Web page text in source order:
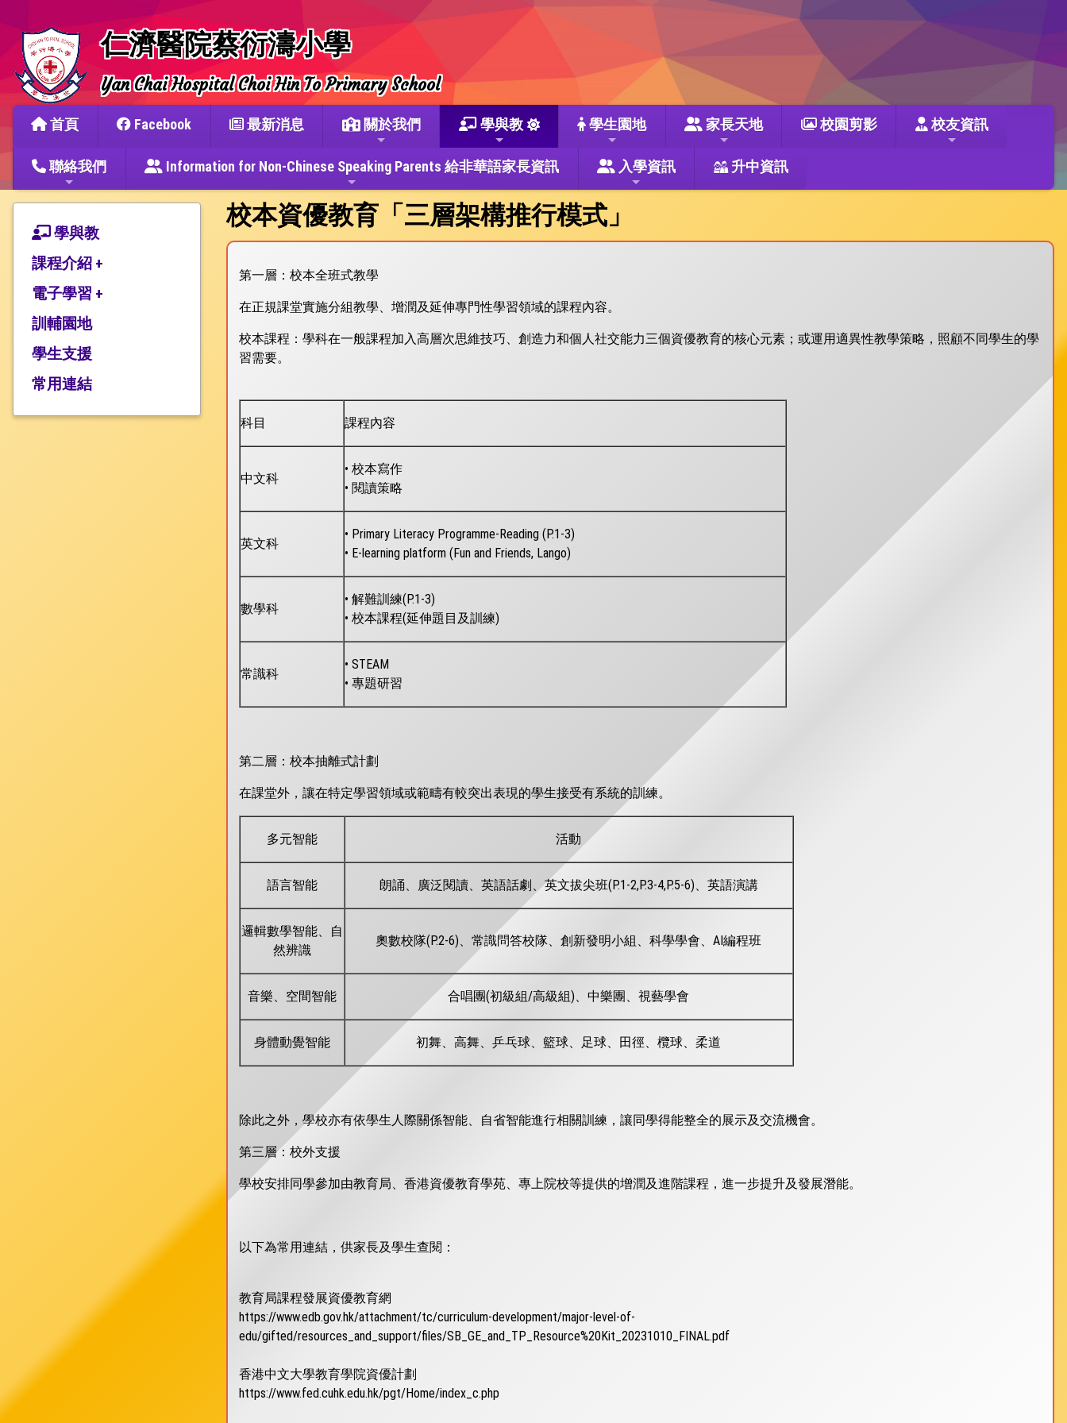
仁濟醫院蔡衍濤小學
Yan Chai Hospital Choi Hin To Primary School
首頁 Facebook 最新消息 關於我們 學與教 學生園地 家長天地 校園剪影 校友資訊
聯絡我們 Information for Non-Chinese Speaking Parents 給非華語家長資訊 入學資訊 升中資訊
學與教
課程介紹 +
本校特色
課程特色
課程發展
課程介紹 +
電子學習 +
電子課堂及活動
電子自學平台
可接受使用政策
訓輔園地
學生支援
常用連結
校本資優教育「三層架構推行模式」
第一層：校本全班式教學
在正規課堂實施分組教學、增潤及延伸專門性學習領域的課程內容。
校本課程：學科在一般課程加入高層次思維技巧、創造力和個人社交能力三個資優教育的核心元素；或運用適異性教學策略，照顧不同學生的學
習需要。
科目 課程內容
中文科
• 校本寫作
• 閱讀策略
英文科
• Primary Literacy Programme-Reading (P.1-3)
• E-learning platform (Fun and Friends, Lango)
數學科
• 解難訓練(P.1-3)
• 校本課程(延伸題目及訓練)
常識科
• STEAM
• 專題研習
第二層：校本抽離式計劃
在課堂外，讓在特定學習領域或範疇有較突出表現的學生接受有系統的訓練。
多元智能 活動
語言智能 朗誦、廣泛閱讀、英語話劇、英文拔尖班(P.1-2,P.3-4,P.5-6)、英語演講
邏輯數學智能、自
然辨識
奧數校隊(P.2-6)、常識問答校隊、創新發明小組、科學學會、AI編程班
音樂、空間智能 合唱團(初級組/高級組)、中樂團、視藝學會
身體動覺智能 初舞、高舞、乒乓球、籃球、足球、田徑、欖球、柔道
除此之外，學校亦有依學生人際關係智能、自省智能進行相關訓練，讓同學得能整全的展示及交流機會。
第三層：校外支援
學校安排同學參加由教育局、香港資優教育學苑、專上院校等提供的增潤及進階課程，進一步提升及發展潛能。
以下為常用連結，供家長及學生查閱：
教育局課程發展資優教育網
https://www.edb.gov.hk/attachment/tc/curriculum-development/major-level-of-
edu/gifted/resources_and_support/files/SB_GE_and_TP_Resource%20Kit_20231010_FINAL.pdf
香港中文大學教育學院資優計劃
https://www.fed.cuhk.edu.hk/pgt/Home/index_c.php